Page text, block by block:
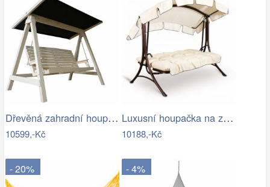
Dřevěná zahradní houpačka Lucas pro 4…
10599,-Kč
Luxusní houpačka na zahradu - VGD
10188,-Kč
- 20% - 4%